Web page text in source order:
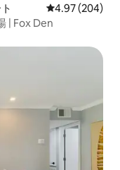
レビュー204
4.97 (204)
| Fox Den